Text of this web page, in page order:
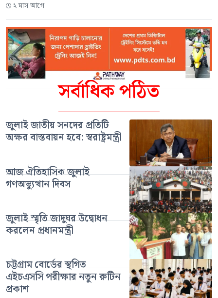
সর্বাধিক পঠিত
জুলাই জাতীয় সনদের প্রতিটি
অক্ষর বাস্তবায়ন হবে: স্বরাষ্ট্রমন্ত্রী
আজ ঐতিহাসিক জুলাই
গণঅভ্যুত্থান দিবস
জুলাই স্মৃতি জাদুঘর উদ্বোধন
করলেন প্রধানমন্ত্রী
চট্টগ্রাম বোর্ডের স্থগিত
এইচএসসি পরীক্ষার নতুন রুটিন
প্রকাশ
২ মাস আগে